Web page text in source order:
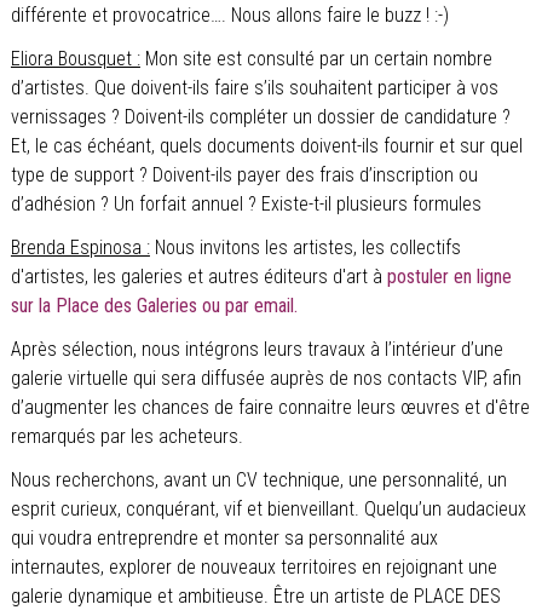
différente et provocatrice…. Nous allons faire le buzz ! :-)
Eliora Bousquet :Mon site est consulté par un certain nombre
d’artistes. Que doivent-ils faire s’ils souhaitent participer à vos
vernissages ? Doivent-ils compléter un dossier de candidature ?
Et, le cas échéant, quels documents doivent-ils fournir et sur quel
type de support ? Doivent-ils payer des frais d’inscription ou
d’adhésion ? Un forfait annuel ? Existe-t-il plusieurs formules
Brenda Espinosa :Nous invitons les artistes, les collectifs
d'artistes, les galeries et autres éditeurs d'art à postuler en ligne
sur la Place des Galeries ou par email.
Après sélection, nous intégrons leurs travaux à l’intérieur d’une
galerie virtuelle qui sera diffusée auprès de nos contacts VIP, afin
d’augmenter les chances de faire connaitre leurs œuvres et d'être
remarqués par les acheteurs.
Nous recherchons, avant un CV technique, une personnalité, un
esprit curieux, conquérant, vif et bienveillant. Quelqu’un audacieux
qui voudra entreprendre et monter sa personnalité aux
internautes, explorer de nouveaux territoires en rejoignant une
galerie dynamique et ambitieuse. Être un artiste de PLACE DES